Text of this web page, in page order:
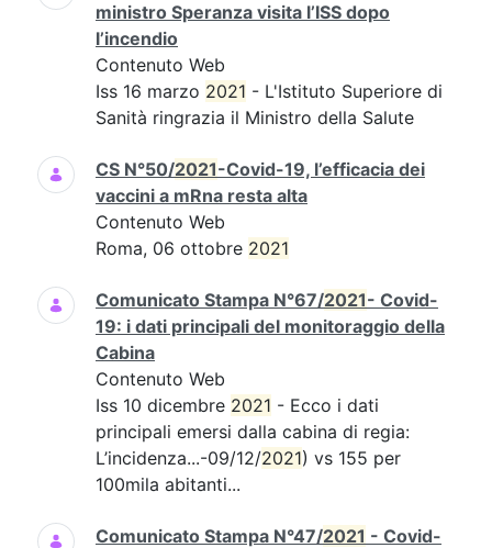
ministro Speranza visita l’ISS dopo
l’incendio
Contenuto Web
Iss 16 marzo 2021 - L'Istituto Superiore di
Sanità ringrazia il Ministro della Salute
CS N°50/2021-Covid-19, l’efficacia dei
vaccini a mRna resta alta
Contenuto Web
Roma, 06 ottobre 2021
Comunicato Stampa N°67/2021- Covid-
19: i dati principali del monitoraggio della
Cabina
Contenuto Web
Iss 10 dicembre 2021 - Ecco i dati
principali emersi dalla cabina di regia:
L’incidenza...-09/12/2021) vs 155 per
100mila abitanti...
Comunicato Stampa N°47/2021 - Covid-